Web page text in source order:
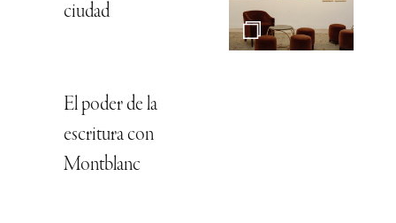
ciudad
El poder de la
escritura con
Montblanc